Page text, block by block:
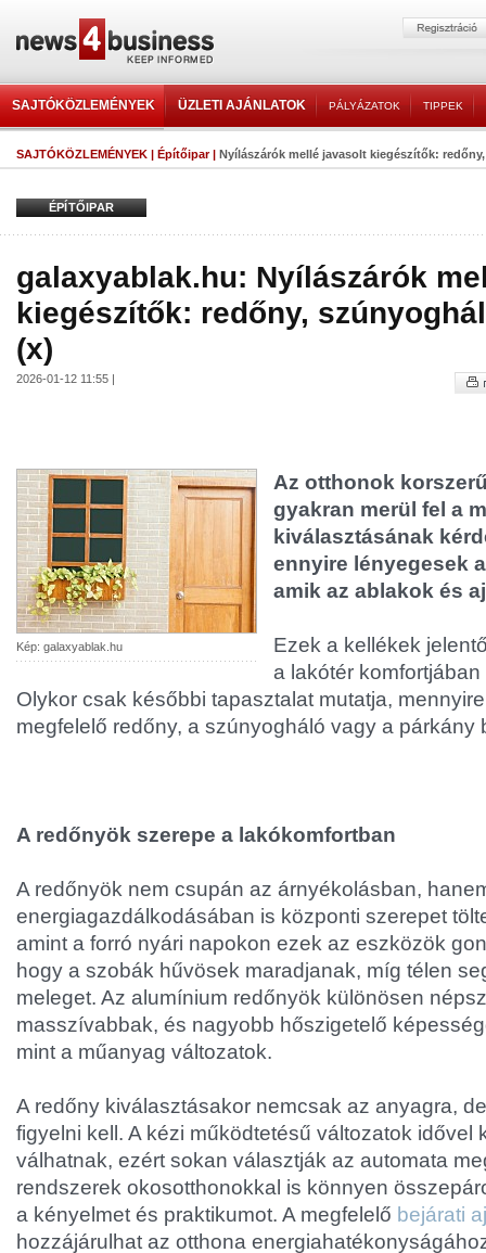
SAJTÓKÖZLEMÉNYEK ÜZLETI AJÁNLATOK PÁLYÁZATOK TIPPEK
SAJTÓKÖZLEMÉNYEK | Építőipar| Nyílászárók mellé javasolt kiegészítők:
ÉPÍTŐIPAR
galaxyablak.hu: Nyílászárók
kiegészítők: redőny,
(x)
2026-01-12 11:55 |
Kép: galaxyablak.hu
Az otthonok
gyakran merül fel a
kiválasztásának
ennyire lényegesek
amik az ablakok és
Ezek a kellékek
a lakótér
Olykor csak későbbi tapasztalat mutatja,
megfelelő redőny, a szúnyogháló vagy a párkány
A redőnyök szerepe a lakókomfortban
A redőnyök nem csupán az árnyékolásban,
energiagazdálkodásában is központi szerepet
amint a forró nyári napokon ezek az eszközök
hogy a szobák hűvösek maradjanak, míg télen
meleget. Az alumínium redőnyök különösen
masszívabbak, és nagyobb hőszigetelő
mint a műanyag változatok.
A redőny kiválasztásakor nemcsak az anyagra,
figyelni kell. A kézi működtetésű változatok idővel
válhatnak, ezért sokan választják az automata
rendszerek okosotthonokkal is könnyen
a kényelmet és praktikumot. A megfelelő bejárati
hozzájárulhat az otthona